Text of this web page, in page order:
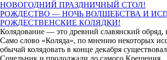
НОВОГОДНИЙ ПРАЗДНИЧНЫЙ СТОЛ!
РОЖДЕСТВО — НОЧЬ ВОЛШЕБСТВА И
РОЖДЕСТВЕНСКИЕ КОЛЯДКИ!
Колядование — это древний славянский
Само слово «Коляда», по мнению некоторых
обычай колядовать в конце декабря
Сочельник и продолжали до самого Крещения.